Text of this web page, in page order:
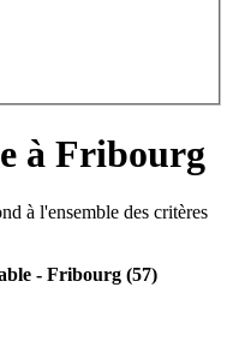
à Fribourg
à l'ensemble des critères
- Fribourg (57)